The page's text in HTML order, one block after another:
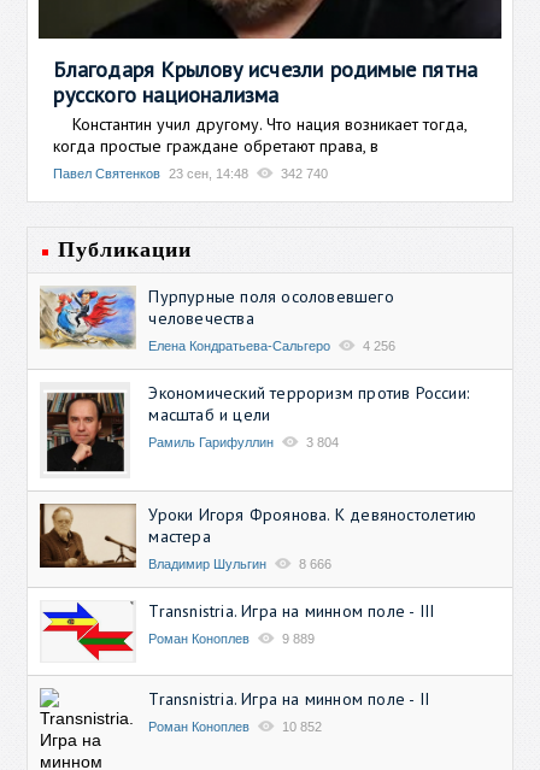
Благодаря Крылову исчезли родимые пятна
русского национализма
Константин учил другому. Что нация возникает тогда,
когда простые граждане обретают права, в
Павел Святенков 23 сен, 14:48 342 740
Публикации
Пурпурные поля осоловевшего
человечества
Елена Кондратьева-Сальгеро 4 256
Экономический терроризм против России:
масштаб и цели
Рамиль Гарифуллин 3 804
Уроки Игоря Фроянова. К девяностолетию
мастера
Владимир Шульгин 8 666
Transnistria. Игра на минном поле - III
Роман Коноплев 9 889
Transnistria. Игра на минном поле - II
Роман Коноплев 10 852